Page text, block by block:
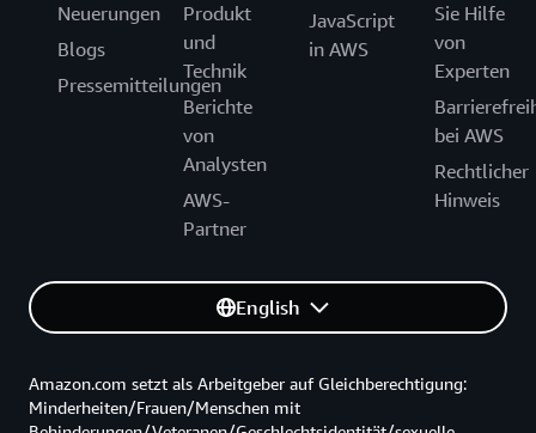
Neuerungen
Blogs
Pressemitteilungen
Produkt
und
Technik
Berichte
von
Analysten
AWS-
Partner
JavaScript
in AWS
Sie Hilfe
von
Experten
bei AWS
Rechtlicher
Hinweis
English
Amazon.com setzt als Arbeitgeber auf Gleichberechtigung:
Minderheiten/Frauen/Menschen mit